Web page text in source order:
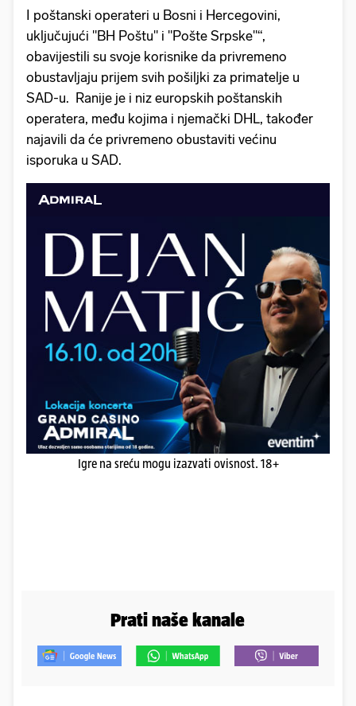
I poštanski operateri u Bosni i Hercegovini,
uključujući "BH Poštu" i "Pošte Srpske"“,
obavijestili su svoje korisnike da privremeno
obustavljaju prijem svih pošiljki za primatelje u
SAD-u. Ranije je i niz europskih poštanskih
operatera, među kojima i njemački DHL, također
najavili da će privremeno obustaviti većinu
isporuka u SAD.
Igre na sreću mogu izazvati ovisnost. 18+
Prati naše kanale